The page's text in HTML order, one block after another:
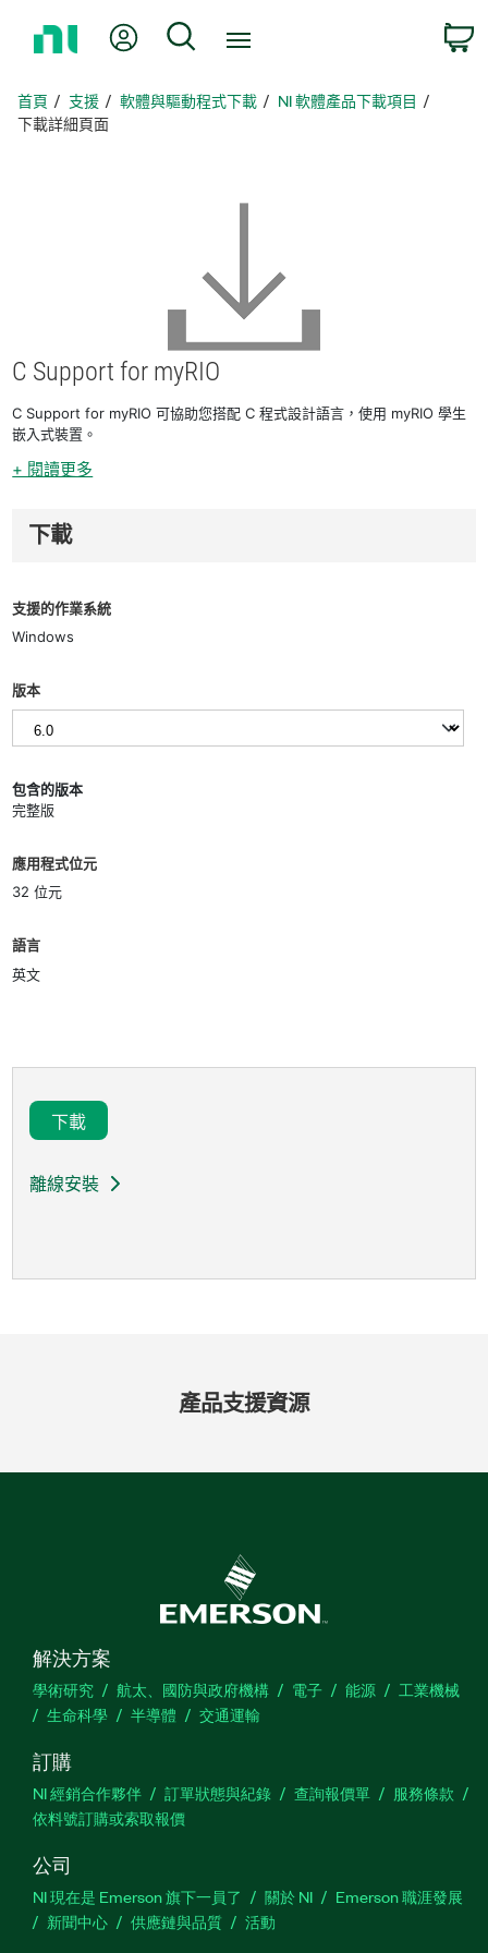
頁
我的帳號 搜尋
首頁 支援 軟體與驅動程式下載
NI 軟體產品下載項目
下載詳細頁面
C Support for myRIO
C Support for myRIO 可協助您搭配 C 程式設計語言，使用 myRIO 學生
嵌入式裝置。
+ 閱讀更多
下載
支援的作業系統
Windows
版本
包含的版本
完整版
應用程式位元
32 位元
語言
英文
下載
離線安裝
產品支援資源
解決方案
學術研究 航太、國防與政府機構 電子 能源
工業機械
生命科學
半導體 交通運輸
訂購
NI 經銷合作夥伴 訂單狀態與紀錄 查詢報價單
服務條款
依料號訂購或索取報價
公司
NI 現在是 Emerson 旗下一員了 關於 NI
Emerson 職涯發展
新聞中心
供應鏈與品質 活動